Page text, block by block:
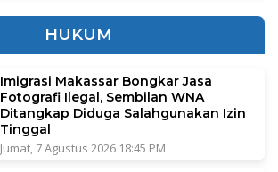
HUKUM
Imigrasi Makassar Bongkar Jasa
Fotografi Ilegal, Sembilan WNA
Ditangkap Diduga Salahgunakan Izin
Tinggal
Jumat, 7 Agustus 2026 18:45 PM